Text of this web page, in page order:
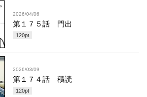
2026/04/06
第１７５話 門出
120pt
2026/03/09
第１７４話 積読
120pt